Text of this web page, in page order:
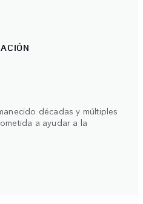
décadas y múltiples
a ayudar a la